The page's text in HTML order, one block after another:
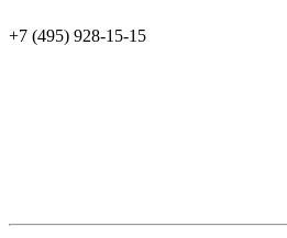
+7 (495) 928-15-15